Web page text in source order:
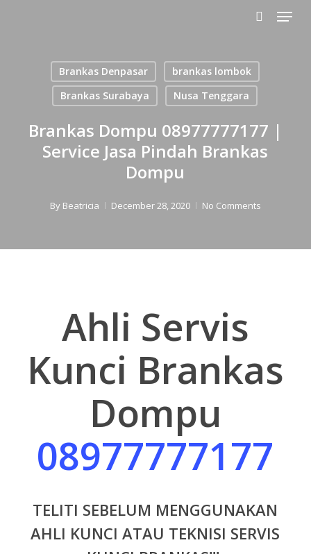
Menu
Brankas Denpasar
brankas lombok
Brankas Surabaya
Nusa Tenggara
Brankas Dompu 08977777177 |
Service Jasa Pindah Brankas
Dompu
By Beatricia December 28, 2020 No Comments
Ahli Servis
Kunci Brankas
Dompu
08977777177
TELITI SEBELUM MENGGUNAKAN
AHLI KUNCI ATAU TEKNISI SERVIS